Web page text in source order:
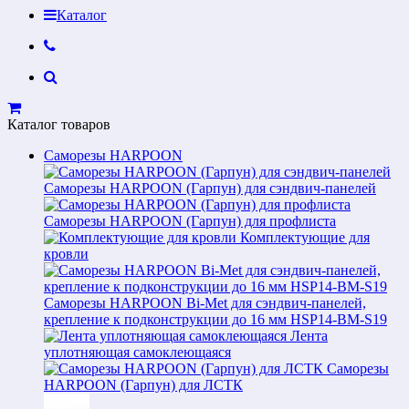
Каталог
Каталог товаров
Саморезы HARPOON
Саморезы HARPOON (Гарпун) для сэндвич-панелей
Саморезы HARPOON (Гарпун) для профлиста
Комплектующие для
кровли
Саморезы HARPOON Bi-Met для сэндвич-панелей,
крепление к подконструкции до 16 мм HSP14-BM-S19
Лента
уплотняющая самоклеющаяся
Саморезы
HARPOON (Гарпун) для ЛСТК